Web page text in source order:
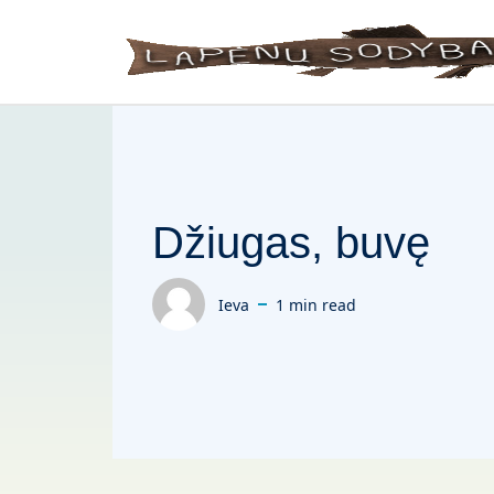
Džiugas, buvę
Posted byIeva 1 min read